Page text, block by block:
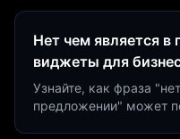
Нет чем является
виджеты для
Узнайте, как фраза
предложении" может